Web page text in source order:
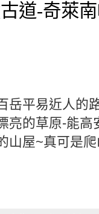
道-奇萊
岳平易近人的
亮的草原-能高
山屋~真可是